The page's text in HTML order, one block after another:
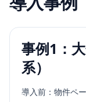
事例1：
系）
導入前：物件ペ